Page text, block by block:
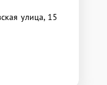
улица, 15